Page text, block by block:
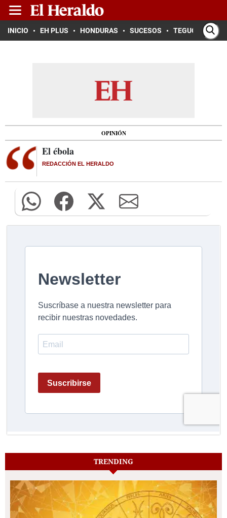
INICIO EH PLUS HONDURAS SUCESOS TEGUCIGALPA
OPINIÓN
El ébola
REDACCIÓN EL HERALDO
TRENDING